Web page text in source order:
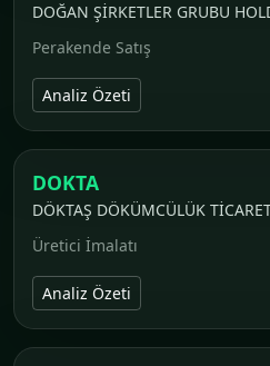
DOĞAN ŞİRKETLER GRUBU
Perakende Satış
Analiz Özeti
DOKTA
DÖKTAŞ DÖKÜMCÜLÜK
Üretici İmalatı
Analiz Özeti